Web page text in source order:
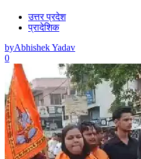
उत्तर प्रदेश
प्रादेशिक
byAbhishek Yadav
0